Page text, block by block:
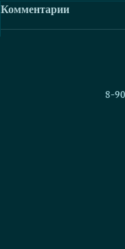
Курс Натальи
Комментарии
8-